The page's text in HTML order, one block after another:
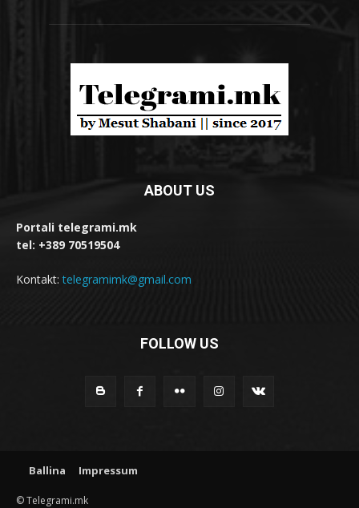
ABOUT US
Portali telegrami.mk
tel: +389 70519504
Kontakt:telegramimk@gmail.com
FOLLOW US
Ballina Impressum
© Telegrami.mk